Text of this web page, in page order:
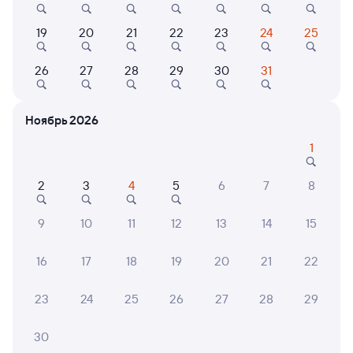
Выбор любимых мест на схемах вагонов
Подробные ответы на вопросы о поездке или
СМС-сопровождение до посадки в поезд
Частые вопросы
Что делать, если ошибся при вводе данных
19 20 21 22 23 24 25
26 27 28 29 30 31
Ноябрь 2026
1
2 3 4 5 6 7 8
9 10 11 12 13 14 15
16 17 18 19 20 21 22
23 24 25 26 27 28 29
30